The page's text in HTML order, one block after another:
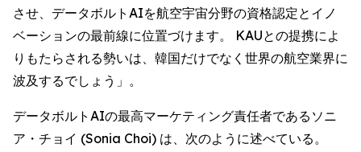
させ、データボルトAIを航空宇宙分野の資格認定とイノ
ベーションの最前線に位置づけます。 KAUとの提携によ
りもたらされる勢いは、韓国だけでなく世界の航空業界に
波及するでしょう」。
データボルトAIの最高マーケティング責任者であるソニ
ア・チョイ (Sonia Choi) は、次のように述べている。